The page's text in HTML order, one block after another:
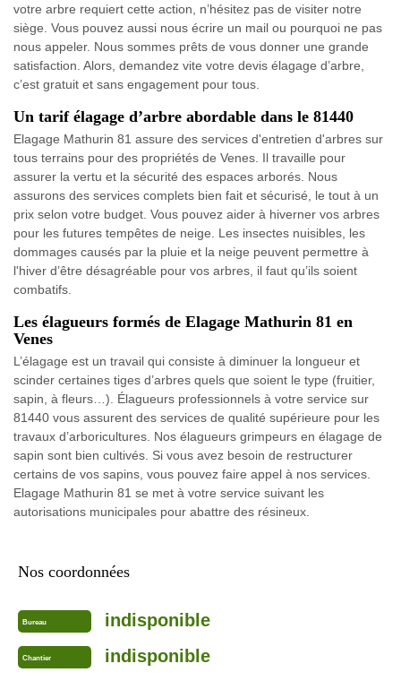
votre arbre requiert cette action, n’hésitez pas de visiter notre
siège. Vous pouvez aussi nous écrire un mail ou pourquoi ne pas
nous appeler. Nous sommes prêts de vous donner une grande
satisfaction. Alors, demandez vite votre devis élagage d’arbre,
c’est gratuit et sans engagement pour tous.
Un tarif élagage d’arbre abordable dans le 81440
Elagage Mathurin 81 assure des services d'entretien d'arbres sur
tous terrains pour des propriétés de Venes. Il travaille pour
assurer la vertu et la sécurité des espaces arborés. Nous
assurons des services complets bien fait et sécurisé, le tout à un
prix selon votre budget. Vous pouvez aider à hiverner vos arbres
pour les futures tempêtes de neige. Les insectes nuisibles, les
dommages causés par la pluie et la neige peuvent permettre à
l'hiver d’être désagréable pour vos arbres, il faut qu’ils soient
combatifs.
Les élagueurs formés de Elagage Mathurin 81 en
Venes
L’élagage est un travail qui consiste à diminuer la longueur et
scinder certaines tiges d’arbres quels que soient le type (fruitier,
sapin, à fleurs…). Élagueurs professionnels à votre service sur
81440 vous assurent des services de qualité supérieure pour les
travaux d’arboricultures. Nos élagueurs grimpeurs en élagage de
sapin sont bien cultivés. Si vous avez besoin de restructurer
certains de vos sapins, vous pouvez faire appel à nos services.
Elagage Mathurin 81 se met à votre service suivant les
autorisations municipales pour abattre des résineux.
Nos coordonnées
Bureau indisponible
Chantier indisponible